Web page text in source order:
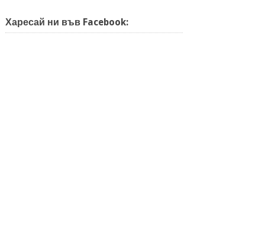
Харесай ни във Facebook: